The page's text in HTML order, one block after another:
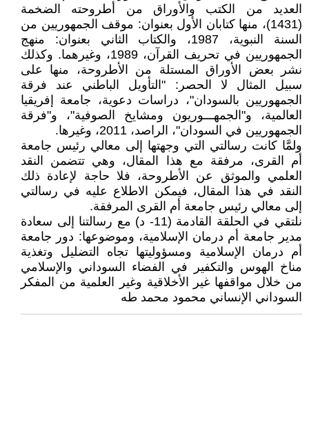
العديد من الكتب والأوراق من أطروحته الضخمة
(1431)، منها كتابان الأول بعنوان: موقف الجمهوريين من
السنة النبوية، 1987، والكتاب الثاني بعنوان: منهج
الجمهوريين في تحريف القرآن، 1989، وغيرهما. وكذلك
نشر بعض الأوراق المستلة من الأطروحة، منها على
سبيل المثال لا الحصر: "التأويل الباطني عند فرقة
الجمهوريين بالسودان"، دراسات دعوية، جامعة إفريقيا
العالمية، و"الجمهـــوريون ومشايخ الصوفية"، و"فرقة
الجمهوريين في السودان"، الراصد، 2011، وغيرها.
ولمَّا كانت رسالتي التي وجهتها إلى معالي رئيس جامعة
أم القرى، مرفقة مع هذا المقال، وهي تتضمن النقد
العلمي والموثق عن الأطروحة، فلا حاجة لإعادة ذلك
النقد في هذا المقال، فيمكن الاطلاع عليه في رسالتي
إلى معالي رئيس جامعة أم القرى المرفقة.
نلتقي في الحلقة القادمة (11- د) مع رسالتنا إلى سعادة
مدير جامعة أم درمان الإسلامية، وموضوعها: دور جامعة
أم درمان الإسلامية ومسؤوليتها تجاه التضليل وتغذية
مناخ الهوس والتكفير في الفضاء السوداني والإسلامي
من خلال مواقفها غير الأخلاقية وغير العلمية من المفكر
السوداني الإنساني محمود محمد طه